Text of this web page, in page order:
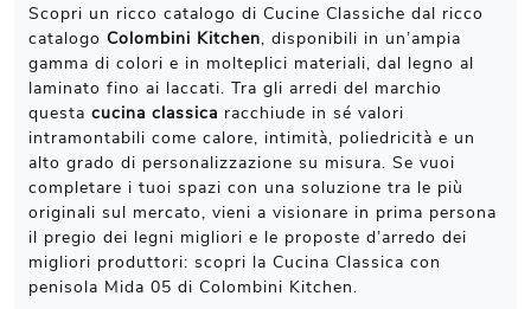
Scopri un ricco catalogo di Cucine Classiche dal ricco
catalogo Colombini Kitchen, disponibili in un’ampia
gamma di colori e in molteplici materiali, dal legno al
laminato fino ai laccati. Tra gli arredi del marchio
questa cucina classica racchiude in sé valori
intramontabili come calore, intimità, poliedricità e un
alto grado di personalizzazione su misura. Se vuoi
completare i tuoi spazi con una soluzione tra le più
originali sul mercato, vieni a visionare in prima persona
il pregio dei legni migliori e le proposte d’arredo dei
migliori produttori: scopri la Cucina Classica con
penisola Mida 05 di Colombini Kitchen.